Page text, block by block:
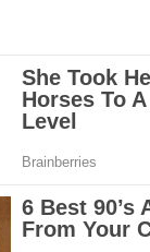
Advertisement